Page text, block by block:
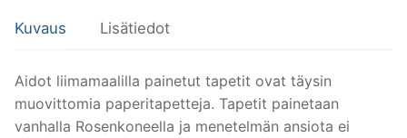
Kuvaus Lisätiedot
Aidot liimamaalilla painetut tapetit ovat täysin
muovittomia paperitapetteja. Tapetit painetaan
vanhalla Rosenkoneella ja menetelmän ansiota ei